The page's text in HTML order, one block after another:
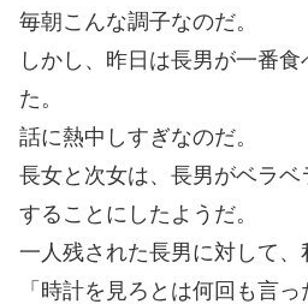
毎朝こんな調子なのだ。
しかし、昨日は長男が一番
た。
話に熱中しすぎなのだ。
長女と次女は、長男がベラ
することにしたようだ。
一人残された長男に対して、
「時計を見ろとは何回も言